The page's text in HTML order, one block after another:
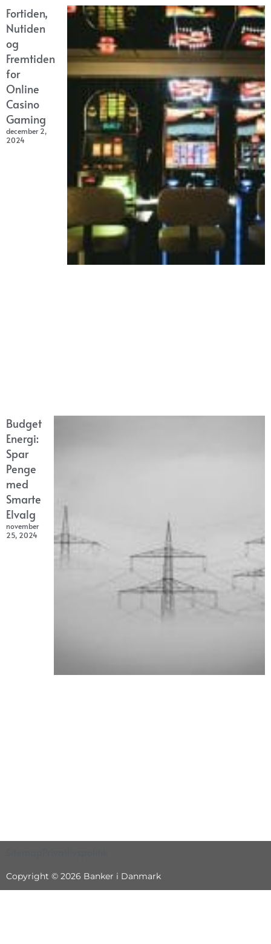
Fortiden,
Nutiden
og
Fremtiden
for
Online
Casino
Gaming
december 2,
2024
Budget
Energi:
Spar
Penge
med
Smarte
Elvalg
november
25, 2024
Copyright © 2026 Banker i Danmark